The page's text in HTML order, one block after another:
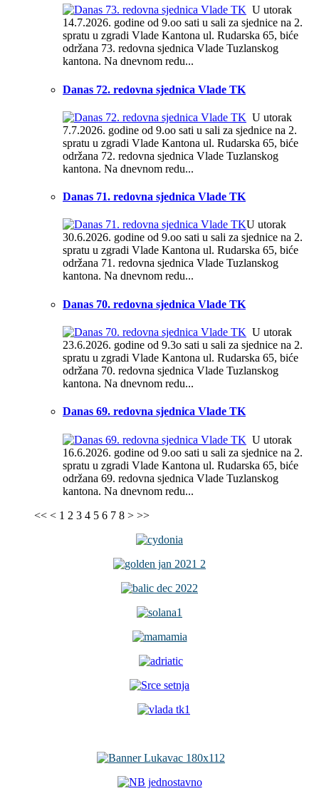
U utorak
14.7.2026. godine od 9.oo sati u sali za sjednice na 2.
spratu u zgradi Vlade Kantona ul. Rudarska 65, biće
održana 73. redovna sjednica Vlade Tuzlanskog
kantona. Na dnevnom redu...
Danas 72. redovna sjednica Vlade TK
U utorak
7.7.2026. godine od 9.oo sati u sali za sjednice na 2.
spratu u zgradi Vlade Kantona ul. Rudarska 65, biće
održana 72. redovna sjednica Vlade Tuzlanskog
kantona. Na dnevnom redu...
Danas 71. redovna sjednica Vlade TK
U utorak
30.6.2026. godine od 9.oo sati u sali za sjednice na 2.
spratu u zgradi Vlade Kantona ul. Rudarska 65, biće
održana 71. redovna sjednica Vlade Tuzlanskog
kantona. Na dnevnom redu...
Danas 70. redovna sjednica Vlade TK
U utorak
23.6.2026. godine od 9.3o sati u sali za sjednice na 2.
spratu u zgradi Vlade Kantona ul. Rudarska 65, biće
održana 70. redovna sjednica Vlade Tuzlanskog
kantona. Na dnevnom redu...
Danas 69. redovna sjednica Vlade TK
U utorak
16.6.2026. godine od 9.oo sati u sali za sjednice na 2.
spratu u zgradi Vlade Kantona ul. Rudarska 65, biće
održana 69. redovna sjednica Vlade Tuzlanskog
kantona. Na dnevnom redu...
<< < 1 2 3 4 5 6 7 8 > >>